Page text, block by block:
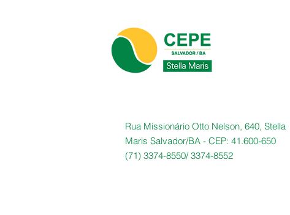
realizado em um clube no
Brasil
Rua Missionário Otto Nelson, 640, Stella
Maris Salvador/BA - CEP: 41.600-650
(71) 3374-8550/3374-8552